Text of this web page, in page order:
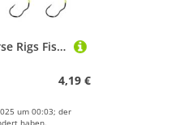
Professionelle Reverse Rigs Fishhook Leichte Käfig Feeder Kohlenstoffstahl Anti Design Süßwassersee Köder Federung Haken Anti Boden Bohrinseln Fischerköder
4,19 €
um 00:03; der
haben.